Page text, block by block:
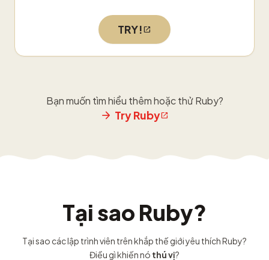
TRY!
Bạn muốn tìm hiểu thêm hoặc thử Ruby?
Try Ruby
Tại sao Ruby?
Tại sao các lập trình viên trên khắp thế giới yêu thích Ruby?
Điều gì khiến nó thú vị?